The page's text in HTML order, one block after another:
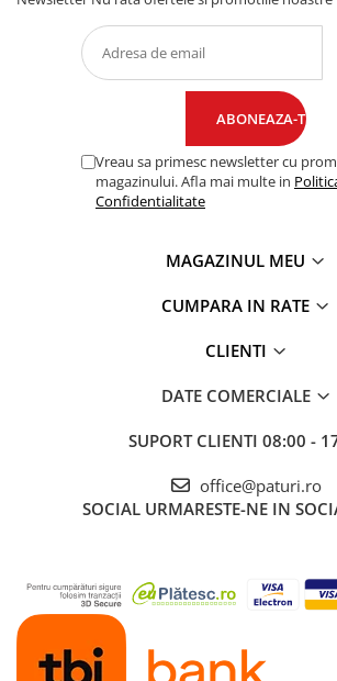
Vreau sa primesc newsletter cu
magazinului. Afla mai multe in
Confidentialitate
MAGAZINUL MEU
CUMPARA IN RATE
CLIENTI
DATE COMERCIALE
SUPORT CLIENTI 08:00 -
office@paturi.ro
SOCIAL URMARESTE-NE IN